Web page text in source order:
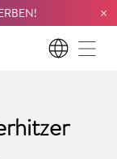
×
DE